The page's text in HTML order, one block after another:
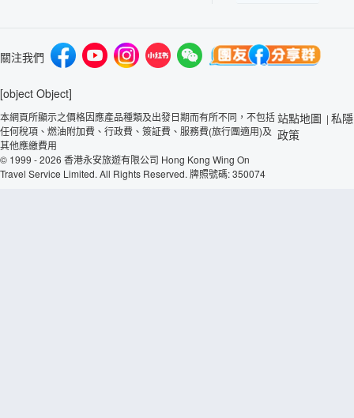
關注我們
[object Object]
本網頁所顯示之價格因應產品種類及出發日期而有所不同，不包括
任何稅項、燃油附加費、行政費、簽証費、服務費(旅行團適用)及
其他應繳費用
© 1999 - 2026 香港永安旅遊有限公司 Hong Kong Wing On
Travel Service Limited. All Rights Reserved. 牌照號碼: 350074
站點地圖 | 私隱
政策